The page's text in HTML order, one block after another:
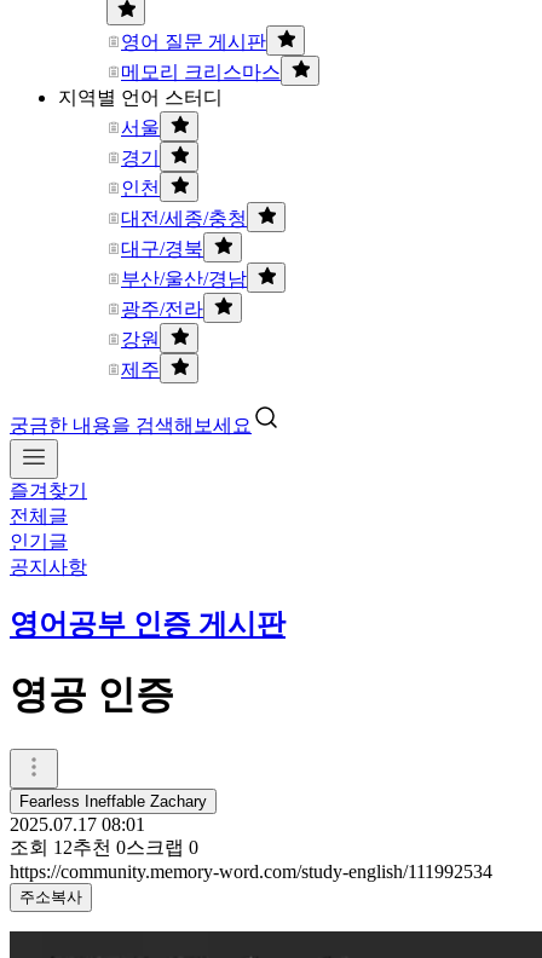
영어 질문 게시판
메모리 크리스마스
지역별 언어 스터디
서울
경기
인천
대전/세종/충청
대구/경북
부산/울산/경남
광주/전라
강원
제주
궁금한 내용을 검색해보세요
즐겨찾기
전체글
인기글
공지사항
영어공부 인증 게시판
영공 인증
Fearless Ineffable Zachary
2025.07.17 08:01
조회 12추천 0스크랩 0
https://community.memory-word.com/study-english/111992534
주소복사